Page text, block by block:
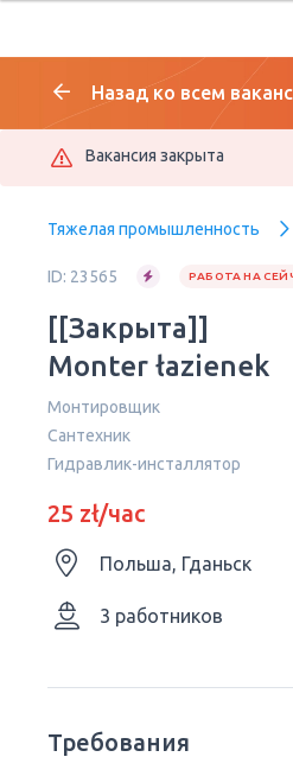
Назад ко всем
Вакансия закрыта
Тяжелая промышленность
ID: 23565 РАБОТА НА
[[Закрыта]]
Monter łazienek
Монтировщик
Сантехник
Гидравлик-инсталлятор
25 zł/час
Польша, Гданьск
3 работников
Требования